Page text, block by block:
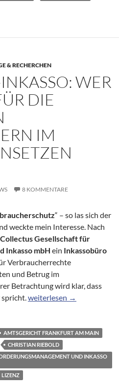
& RECHERCHEN
WER
DIE
IM
8 KOMMENTARE
“ – so las sich der
weckte mein Interesse. Nach
Collectus Gesellschaft für
Inkasso mbH ein Inkassobüro
Verbraucherrechte
und Betrug im
Betrachtung wird klar, dass
Collectus-Inkasso: Wer
weiterlesen →
AMTSGERICHT FRANKFURT AM MAIN
CHRISTIAN RIEBOLD
UND INKASSO
LIZENZ